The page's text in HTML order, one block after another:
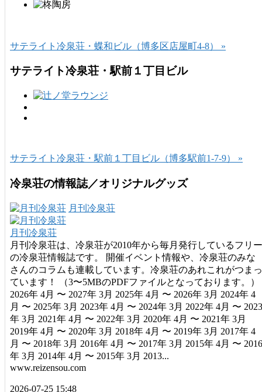
サテライト冷泉荘・蝶和ビル（博多区店屋町4-8） »
サテライト冷泉荘・駅前１丁目ビル
サテライト冷泉荘・駅前１丁目ビル（博多駅前1-7-9） »
冷泉荘の情報誌／オリジナルグッズ
月刊冷泉荘
月刊冷泉荘
月刊冷泉荘は、冷泉荘が2010年から毎月発行しているフリー
の冷泉荘情報誌です。 開催イベント情報や、冷泉荘のみな
さんのコラムも連載しています。冷泉荘のあれこれがつまっ
ています！ （3〜5MBのPDFファイルとなっております。）
2026年 4月 〜 2027年 3月 2025年 4月 〜 2026年 3月 2024年 4
月 〜 2025年 3月 2023年 4月 〜 2024年 3月 2022年 4月 〜 2023
年 3月 2021年 4月 〜 2022年 3月 2020年 4月 〜 2021年 3月
2019年 4月 〜 2020年 3月 2018年 4月 〜 2019年 3月 2017年 4
月 〜 2018年 3月 2016年 4月 〜 2017年 3月 2015年 4月 〜 2016
年 3月 2014年 4月 〜 2015年 3月 2013...
www.reizensou.com
2026-07-25 15:48